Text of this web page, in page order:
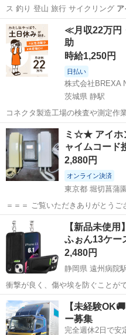
ス 釣り 登山 旅行 サイクリング ア
キャン…
神奈川 海老名市 海老名駅
≪月収22万円
助
時給1,250円
日払い
株式会社BREXA
茨城県 静駅
コネクタ製造工場の検査や測定作
日128日★クリーンルーム内作業★
★就業先食堂利用可！日払い制度あり
工場のお仕事 ◇コネクタ製造工...
茨城 常陸大宮市 静駅
ミ☆★ アイホ
ャイムコード
2,880円
オンライン決済
東京都 堀切菖蒲
＝＝＝ ご覧いただきありがとうございます＝＝
ームの為、不要になったので出品します。 ◎ 玄関子機
思いますが、ジャンク扱いでお願い
東京 堀切菖蒲園駅
【新品未使
ふぉん13ケ
2,480円
静岡県 遠州病院
衝撃が良く、傷や埃を防ぐことが
静岡 浜松市 遠州病院駅
【未経験
ー募集
完全週休2日で安